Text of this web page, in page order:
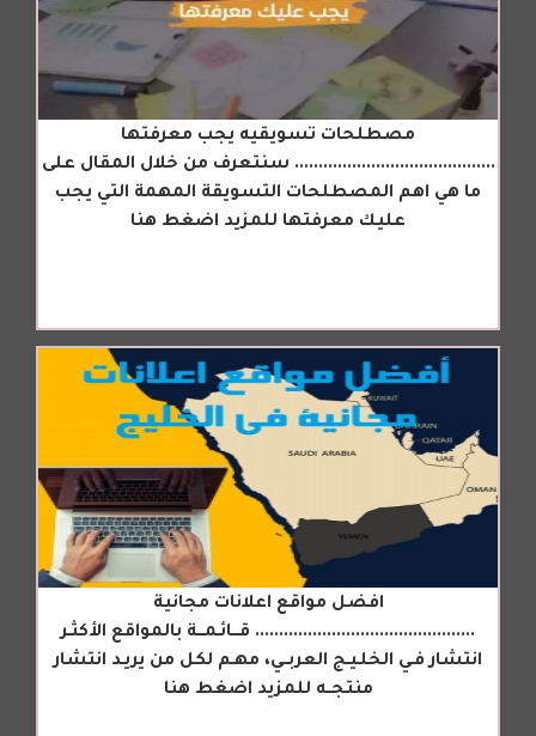
مصطلحات تسويقيه يجب معرفتها
.......................................... سنتعرف من خلال المقال على
ما هي اهم المصطلحات التسويقة المهمة التي يجب
عليك معرفتها للمزيد اضغط هنا
افضل مواقع اعلانات مجانية
.............................................. قـــائـمـــة بالمواقع الأكثـر
انتشار فـي الخلـيـج العربــي، مهـم لكل من يريـد انتشار
منتجــه للمزيد اضغط هنا